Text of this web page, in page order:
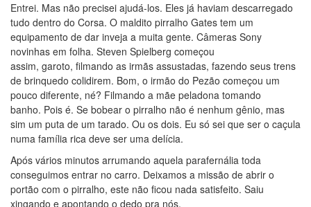
Entrei. Mas não precisei ajudá-los. Eles já haviam descarregado
tudo dentro do Corsa. O maldito pirralho Gates tem um
equipamento de dar inveja a muita gente. Câmeras Sony
novinhas em folha. Steven Spielberg começou
assim, garoto, filmando as irmãs assustadas, fazendo seus trens
de brinquedo colidirem. Bom, o irmão do Pezão começou um
pouco diferente, né? Filmando a mãe peladona tomando
banho. Pois é. Se bobear o pirralho não é nenhum gênio, mas
sim um puta de um tarado. Ou os dois. Eu só sei que ser o caçula
numa família rica deve ser uma delícia.
Após vários minutos arrumando aquela parafernália toda
conseguimos entrar no carro. Deixamos a missão de abrir o
portão com o pirralho, este não ficou nada satisfeito. Saiu
xingando e apontando o dedo pra nós.